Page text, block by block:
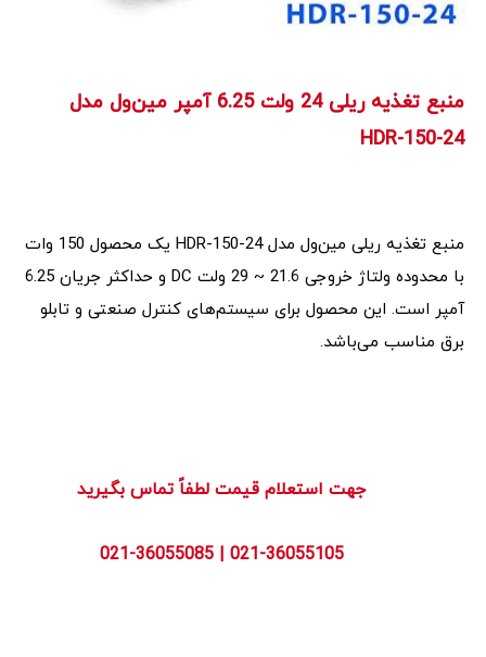
منبع تغذیه ریلی 24 ولت 6.25 آمپر مین‌ول مدل
HDR-150-24
منبع تغذیه ریلی مین‌ول مدل HDR-150-24 یک محصول 150 وات
با محدوده ولتاژ خروجی 21.6 ~ 29 ولت DC و حداکثر جریان 6.25
آمپر است. این محصول برای سیستم‌های کنترل صنعتی و تابلو
برق مناسب می‌باشد.
        021-36055105 | 021-36055085